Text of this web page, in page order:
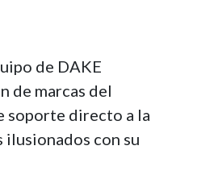
de DAKE
de marcas del
soporte directo a la
ilusionados con su